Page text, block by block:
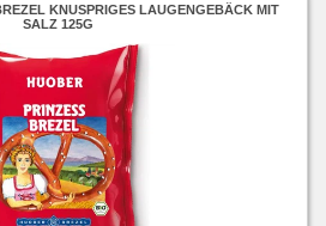
KNUSPRIGES LAUGENGEBÄCK MIT
SALZ 125G